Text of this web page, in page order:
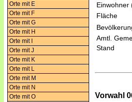
Orte mit E
Orte mit F
Orte mit G
Orte mit H
Orte mit I
Orte mit J
Orte mit K
Orte mit L
Orte mit M
Orte mit N
Orte mit O
Einwohner
Fläche
Amtl.
Stand
Vorwahl